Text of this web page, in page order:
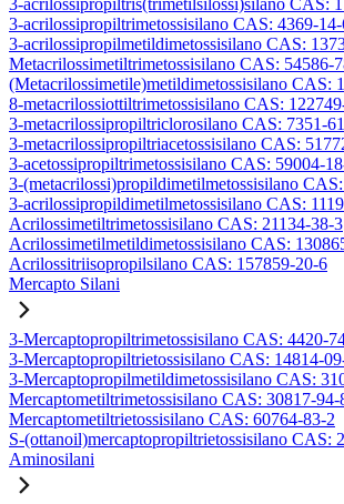
3-acrilossipropiltris(trimetilsilossi)silano CAS:
3-acrilossipropiltrimetossisilano CAS: 4369-
3-acrilossipropilmetildimetossisilano CAS:
Metacrilossimetiltrimetossisilano CAS: 54586-
(Metacrilossimetile)metildimetossisilano CAS:
8-metacrilossiottiltrimetossisilano CAS:
3-metacrilossipropiltriclorosilano CAS: 7351-
3-metacrilossipropiltriacetossisilano CAS:
3-acetossipropiltrimetossisilano CAS: 59004-
3-(metacrilossi)propildimetilmetossisilano
3-acrilossipropildimetilmetossisilano CAS:
Acrilossimetiltrimetossisilano CAS: 21134-38-3
Acrilossimetilmetildimetossisilano CAS:
Acrilossitriisopropilsilano CAS: 157859-20-6
Mercapto Silani
3-Mercaptopropiltrimetossisilano CAS: 4420-
3-Mercaptopropiltrietossisilano CAS: 14814-
3-Mercaptopropilmetildimetossisilano CAS:
Mercaptometiltrimetossisilano CAS: 30817-94-
Mercaptometiltrietossisilano CAS: 60764-83-2
S-(ottanoil)mercaptopropiltrietossisilano CAS:
Aminosilani